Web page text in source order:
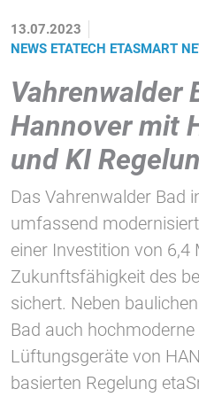
13.07.2023
NEWS ETATECH ETASMART
Vahrenwalder
Hannover mit
und KI
Das Vahrenwalder Bad
umfassend
einer Investition von 6,4
Zukunftsfähigkeit des
sichert. Neben
Bad auch
Lüftungsgeräte von
basierten Regelung
STATISTIK
Statistik Cookies
Diese Informationen
unsere Besucher
Google Tag Manager
EXTERNE
Um Inhalte von
Plattformen anzeigen
diesen externen
YouTube